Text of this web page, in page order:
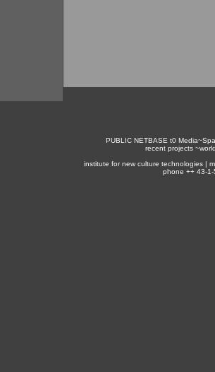
PUBLIC NETBASE t0
recent projects ~
institute for new culture technologies |
phone ++ 43-